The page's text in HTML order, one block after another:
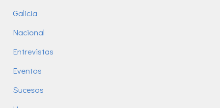
Galicia
Nacional
Entrevistas
Eventos
Sucesos